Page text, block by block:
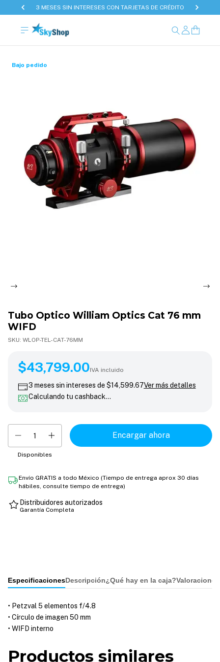
3 MESES SIN INTERESES CON TARJETAS DE CRÉDITO
Bajo pedido
Tubo Optico William Optics Cat 76 mm
WIFD
SKU: WLOP-TEL-CAT-76MM
$43,799.00
$43,799.00IVA incluido
3 meses sin intereses de $14,599.67Ver más detalles
Calculando tu cashback…
Disponibles
Envío GRATIS a todo México (Tiempo de entrega aprox 30 días
hábiles, consulte tiempo de entrega)
Distribuidores autorizados
Garantía Completa
EspecificacionesDescripción¿Qué hay en la caja?
• Petzval 5 elementos f/4.8
• Círculo de imagen 50 mm
• WIFD interno
Productos similares